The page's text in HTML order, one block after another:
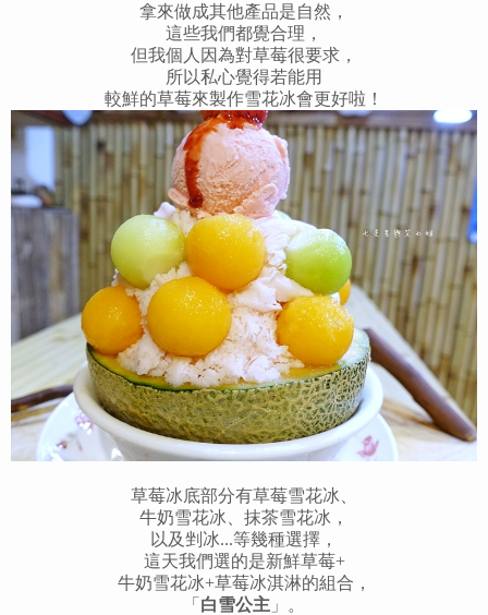
拿來做成其他產品是自然，
這些我們都覺合理，
但我個人因為對草莓很要求，
所以私心覺得若能用
較鮮的草莓來製作雪花冰會更好啦！
草莓冰底部分有草莓雪花冰、
牛奶雪花冰、抹茶雪花冰，
以及剉冰...等幾種選擇，
這天我們選的是新鮮草莓+
牛奶雪花冰+草莓冰淇淋的組合，
「 白雪公主 」。